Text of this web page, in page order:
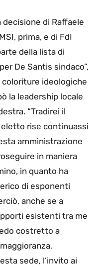
di Raffaele
prima, e di FdI
della lista di
De Santis sindaco”,
ideologiche
la leadership locale
“Tradirei il
rise continuassi
amministrazione
in maniera
in quanto ha
di esponenti
anche se a
esistenti tra me
costretto a
sede, l’invito ai